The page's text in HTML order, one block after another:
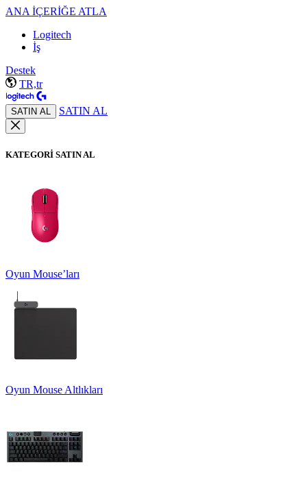
ANA İÇERİĞE ATLA
Logitech
İş
Destek
TR,tr
SATIN AL SATIN AL
KATEGORİ SATIN AL
Oyun Mouse’ları
Oyun Mouse Altlıkları